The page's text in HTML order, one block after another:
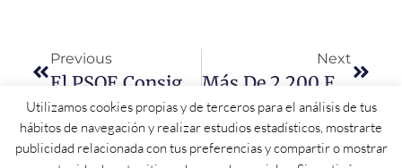
Previous Next
Utilizamos cookies propias y de terceros para el análisis de tus
hábitos de navegación y realizar estudios estadísticos, mostrarte
publicidad relacionada con tus preferencias y compartir o mostrar